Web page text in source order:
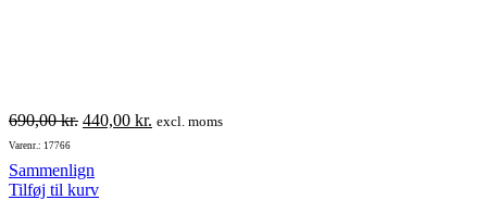
690,00kr. Den
var:
440,00 kr. Den
excl. moms
Varenr.: 17766
Sammenlign
Tilføj til kurv